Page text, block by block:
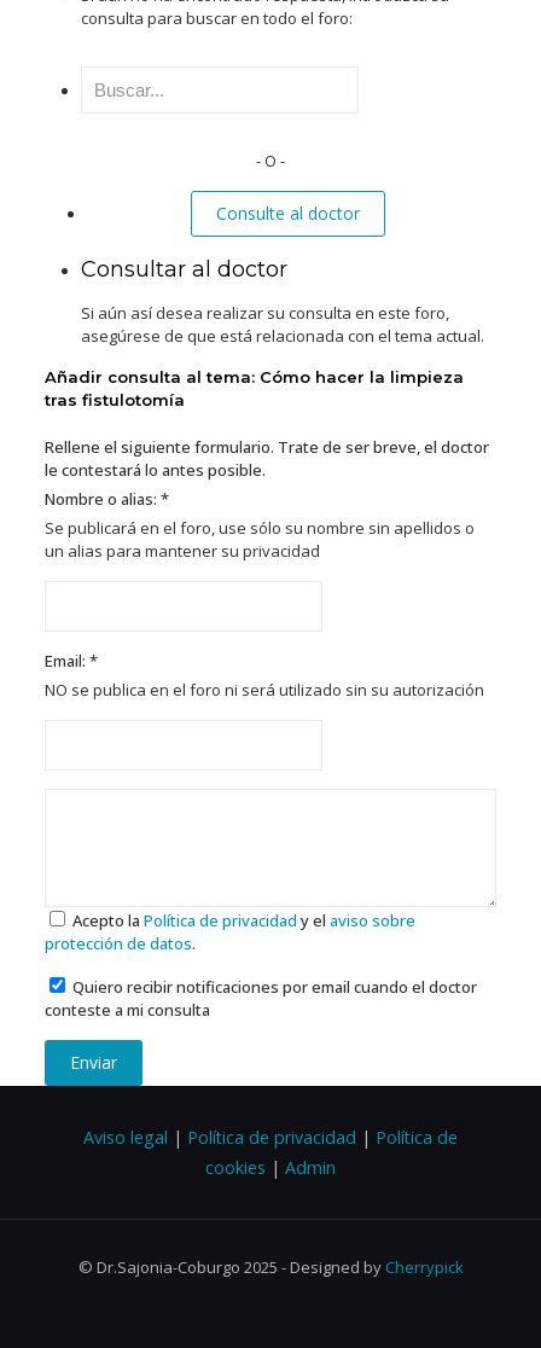
consulta para buscar en todo el foro:
- O -
Consulte al doctor
Consultar al doctor
Si aún así desea realizar su consulta en este foro,
asegúrese de que está relacionada con el tema actual.
Añadir consulta al tema: Cómo hacer la limpieza
tras fistulotomía
Rellene el siguiente formulario. Trate de ser breve, el doctor
le contestará lo antes posible.
Nombre o alias: *
Se publicará en el foro, use sólo su nombre sin apellidos o
un alias para mantener su privacidad
Email: *
NO se publica en el foro ni será utilizado sin su autorización
Acepto la Política de privacidad y el aviso sobre
protección de datos.
Quiero recibir notificaciones por email cuando el doctor
conteste a mi consulta
Enviar
Aviso legal | Política de privacidad | Política de
cookies | Admin
© Dr.Sajonia-Coburgo 2025 - Designed by Cherrypick